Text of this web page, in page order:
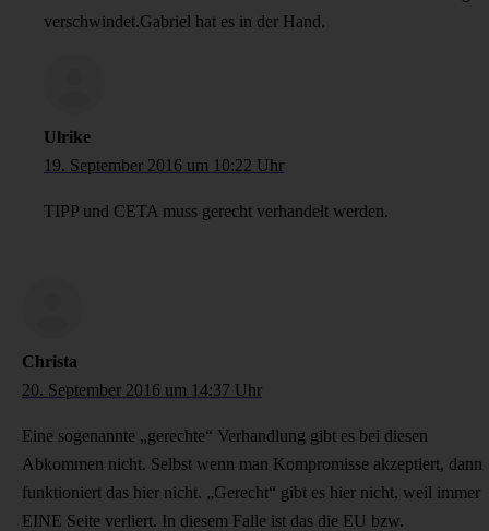
verschwindet.Gabriel hat es in der Hand.
Ulrike
19. September 2016 um 10:22 Uhr
TIPP und CETA muss gerecht verhandelt werden.
Christa
20. September 2016 um 14:37 Uhr
Eine sogenannte „gerechte“ Verhandlung gibt es bei diesen
Abkommen nicht. Selbst wenn man Kompromisse akzeptiert, dann
funktioniert das hier nicht. „Gerecht“ gibt es hier nicht, weil immer
EINE Seite verliert. In diesem Falle ist das die EU bzw.